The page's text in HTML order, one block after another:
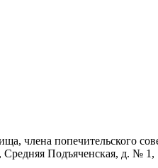
члена попечительского
Подъяченская, д. №